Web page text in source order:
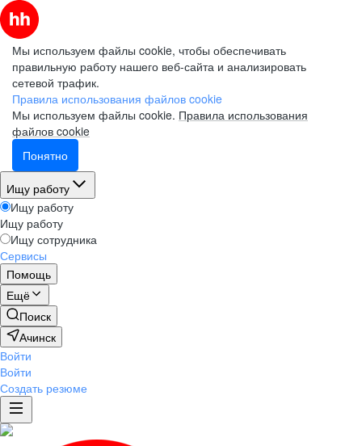
Мы используем файлы cookie, чтобы обеспечивать
правильную работу нашего веб-сайта и анализировать
сетевой трафик.
Правила использования файлов cookie
Мы используем файлы cookie. Правила использования
файлов cookie
Понятно
Ищу работу
Ищу работу
Ищу работу
Ищу сотрудника
Сервисы
Помощь
Ещё
Поиск
Ачинск
Войти
Войти
Создать резюме